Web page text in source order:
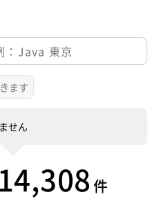
せん
14,308 件